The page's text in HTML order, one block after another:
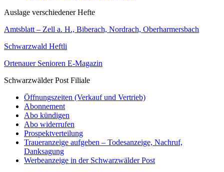
Auslage verschiedener Hefte
Amtsblatt – Zell a. H., Biberach, Nordrach, Oberharmersbach
Schwarzwald Heftli
Ortenauer Senioren E-Magazin
Schwarzwälder Post Filiale
Öffnungszeiten (Verkauf und Vertrieb)
Abonnement
Abo kündigen
Abo widerrufen
Prospektverteilung
Traueranzeige aufgeben – Todesanzeige, Nachruf,
Danksagung
Werbeanzeige in der Schwarzwälder Post